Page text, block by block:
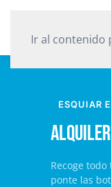
Ir al contenido
ESQUIAR
Alquiler
Recoge
ponte las